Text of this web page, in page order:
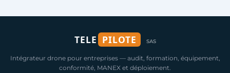
TELE PILOTE SAS
Intégrateur drone pour entreprises — audit, formation, équipement,
conformité, MANEX et déploiement.